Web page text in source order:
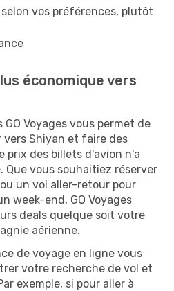
vos préférences, plutôt
économique vers
Voyages vous permet de
Shiyan et faire des
prix des billets d'avion n'a
Que vous souhaitiez réserver
un vol aller-retour pour
week-end, GO Voyages
deals quelque soit votre
aérienne.
de voyage en ligne vous
votre recherche de vol et
exemple, si pour aller à